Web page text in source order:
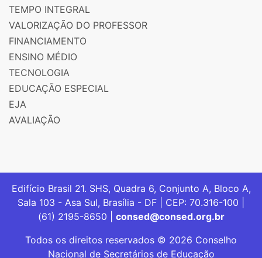
TEMPO INTEGRAL
VALORIZAÇÃO DO PROFESSOR
FINANCIAMENTO
ENSINO MÉDIO
TECNOLOGIA
EDUCAÇÃO ESPECIAL
EJA
AVALIAÇÃO
Edifício Brasil 21. SHS, Quadra 6, Conjunto A, Bloco A,
Sala 103 - Asa Sul, Brasília - DF | CEP: 70.316-100 |
(61) 2195-8650 | consed@consed.org.br
Todos os direitos reservados © 2026 Conselho
Nacional de Secretários de Educação